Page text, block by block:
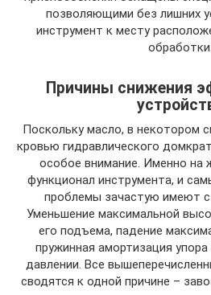
позволяющими без лишних
инструмент к месту
обработки.
Причины снижения
Поскольку масло, в некотором
кровью гидравлического
особое внимание. Именно на
функционал инструмента, и
проблемы зачастую имеют с
Уменьшение максимальной
его подъема, падение
пружинная амортизация
давлении. Все
сводятся к одной причине –